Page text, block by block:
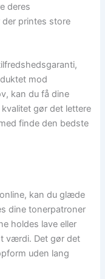
deres
printes store
mod
kan du få dine
gør det lettere
finde den bedste
kan du glæde
dine tonerpatroner
holdes lave eller
værdi. Det gør det
uden lang